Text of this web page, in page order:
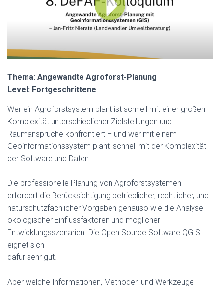
Thema: Angewandte Agroforst-Planung
Level: Fortgeschrittene
Wer ein Agroforstsystem plant ist schnell mit einer großen
Komplexität unterschiedlicher Zielstellungen und
Raumansprüche konfrontiert – und wer mit einem
Geoinformationssystem plant, schnell mit der Komplexität
der Software und Daten.
Die professionelle Planung von Agroforstsystemen
erfordert die Berücksichtigung betrieblicher, rechtlicher, und
naturschutzfachlicher Vorgaben genauso wie die Analyse
ökologischer Einflussfaktoren und möglicher
Entwicklungsszenarien. Die Open Source Software QGIS
eignet sich
dafür sehr gut.
Aber welche Informationen, Methoden und Werkzeuge